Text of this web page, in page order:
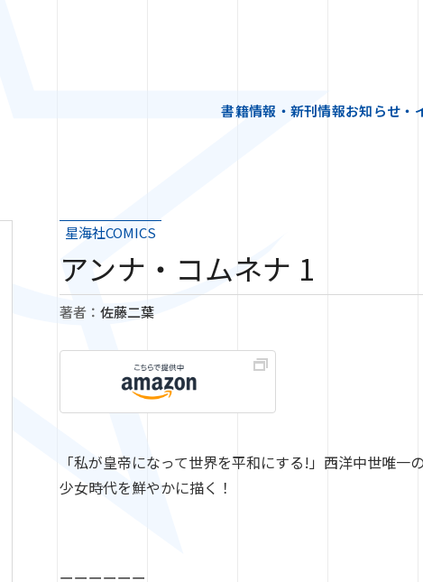
書籍情報・新刊情報お知らせ・
星海社COMICS
アンナ・コムネナ 1
著者： 佐藤二葉
「私が皇帝になって世界を平和にする!」西洋中世唯
少女時代を鮮やかに描く！
ーーーーーー